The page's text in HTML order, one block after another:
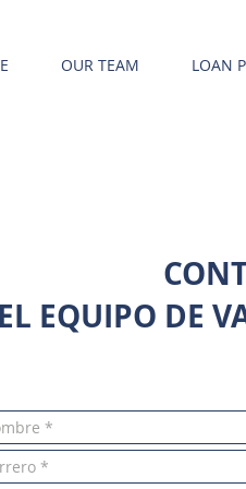
OUR TEAM LOAN
EQUIPO DE